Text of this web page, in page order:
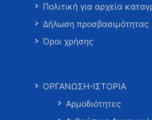
Πολιτική για αρχεία
Δήλωση προσβασιμότητας
Όροι χρήσης
ΟΡΓΑΝΩΣΗ-ΙΣΤΟΡΙΑ
Αρμοδιότητες